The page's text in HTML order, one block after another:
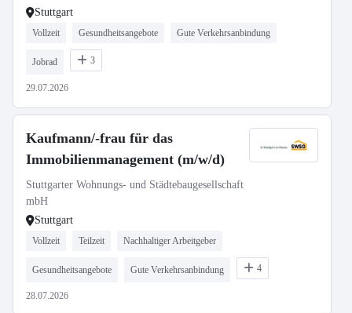
Stuttgart
Vollzeit Gesundheitsangebote Gute Verkehrsanbindung
Jobrad 3
29.07.2026
Kaufmann/-frau für das
Immobilienmanagement (m/w/d)
Stuttgarter Wohnungs- und Städtebaugesellschaft
mbH
Stuttgart
Vollzeit Teilzeit Nachhaltiger Arbeitgeber
Gesundheitsangebote Gute Verkehrsanbindung 4
28.07.2026